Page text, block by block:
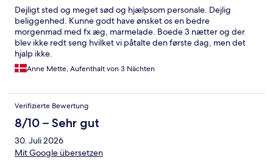
Dejligt sted og meget sød og hjælpsom personale. Dejlig
beliggenhed. Kunne godt have ønsket os en bedre
morgenmad med fx æg, marmelade. Boede 3 nætter og der
blev ikke redt seng hvilket vi påtalte den første dag, men det
hjalp ikke.
Anne Mette, Aufenthalt von 3 Nächten
Verifizierte Bewertung
8/10 – Sehr gut
30. Juli 2026
Mit Google übersetzen